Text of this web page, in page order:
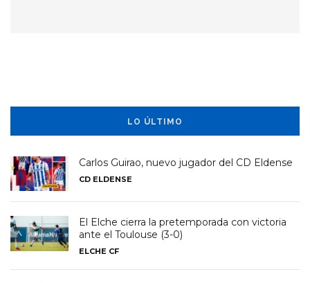
LO ÚLTIMO
Carlos Guirao, nuevo jugador del CD Eldense
CD ELDENSE
El Elche cierra la pretemporada con victoria
ante el Toulouse (3-0)
ELCHE CF